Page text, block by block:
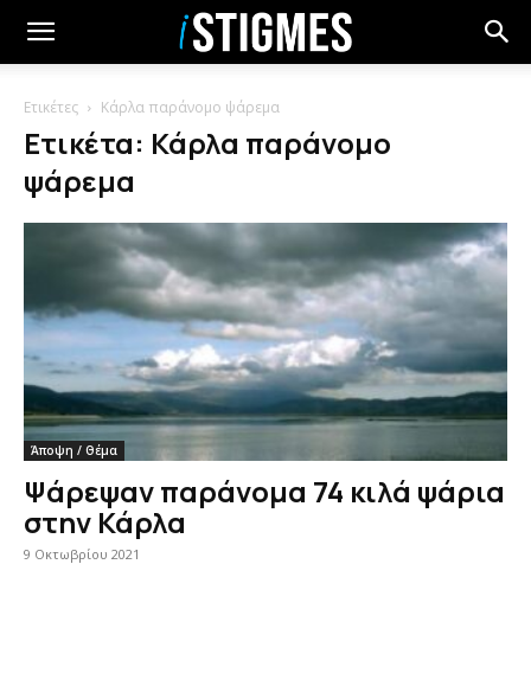
Ετικέτες Κάρλα παράνομο ψάρεμα
Ετικέτα: Κάρλα παράνομο
ψάρεμα
Άποψη / Θέμα
Ψάρεψαν παράνομα 74 κιλά ψάρια
στην Κάρλα
9 Οκτωβρίου 2021